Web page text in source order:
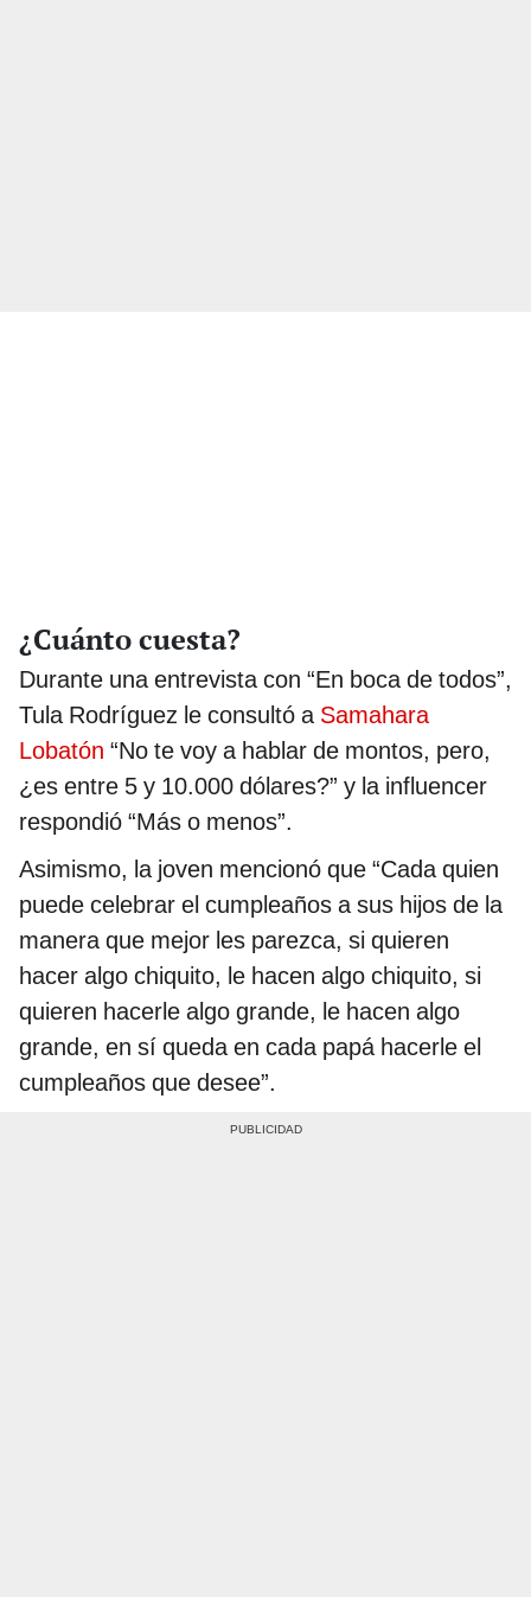
¿Cuánto cuesta?
Durante una entrevista con “En boca de todos”,
Tula Rodríguez le consultó a Samahara
Lobatón “No te voy a hablar de montos, pero,
¿es entre 5 y 10.000 dólares?” y la influencer
respondió “Más o menos”.
Asimismo, la joven mencionó que “Cada quien
puede celebrar el cumpleaños a sus hijos de la
manera que mejor les parezca, si quieren
hacer algo chiquito, le hacen algo chiquito, si
quieren hacerle algo grande, le hacen algo
grande, en sí queda en cada papá hacerle el
cumpleaños que desee”.